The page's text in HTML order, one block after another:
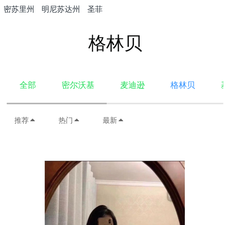
密苏里州 明尼苏达州 圣菲
格林贝
全部 密尔沃基 麦迪逊 格林贝
推荐 热门 最新